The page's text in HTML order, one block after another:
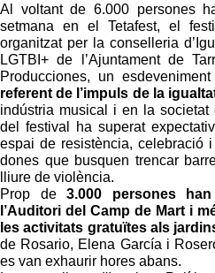
Al voltant de 6.000 persones
setmana en el Tetafest, el
organitzat per la conselleria
LGTBI+ de l’Ajuntament de
Producciones, un
referent de l’impuls de la
indústria musical i en la
del festival ha superat
espai de resistència, celebració
dones que busquen trencar
lliure de violència.
Prop de3.000 persones
l’Auditori del Camp de Mart i
les activitats gratuïtes als
de Rosario, Elena García i
es van exhaurir hores abans.